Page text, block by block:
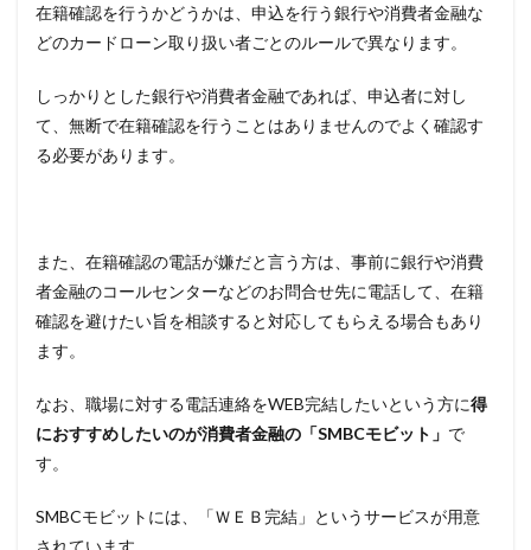
在籍確認を行うかどうかは、申込を行う銀行や消費者金融な
どのカードローン取り扱い者ごとのルールで異なります。
しっかりとした銀行や消費者金融であれば、申込者に対し
て、無断で在籍確認を行うことはありませんのでよく確認す
る必要があります。
また、在籍確認の電話が嫌だと言う方は、事前に銀行や消費
者金融のコールセンターなどのお問合せ先に電話して、在籍
確認を避けたい旨を相談すると対応してもらえる場合もあり
ます。
なお、職場に対する電話連絡をWEB完結したいという方に得
におすすめしたいのが消費者金融の「SMBCモビット」 で
す。
SMBCモビットには、「ＷＥＢ完結」というサービスが用意
されています。